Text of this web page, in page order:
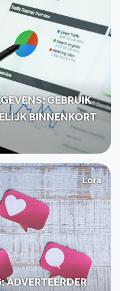
GEBRUIK
BINNENKORT
Lora
ADVERTEERDER